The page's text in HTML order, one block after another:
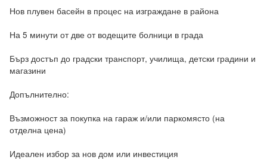
Нов плувен басейн в процес на изграждане в района
На 5 минути от две от водещите болници в града
Бърз достъп до градски транспорт, училища, детски градини и
магазини
Допълнително:
Възможност за покупка на гараж и/или паркомясто (на
отделна цена)
Идеален избор за нов дом или инвестиция